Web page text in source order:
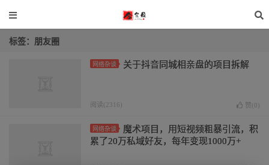
标签：朋友圈
网络杂谈 关于抖音同城相亲盘的项目拆解
阅读(2316) 赞( 0 )
网络杂谈
魔术项目，用短视频粗暴引流，积
累了20万私域好友，每年变现1000万+